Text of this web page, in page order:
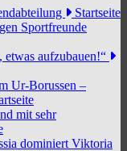
Startseite
Sportfreunde
aufzubauen!“
Ur-Borussen –
mit sehr
dominiert Viktoria